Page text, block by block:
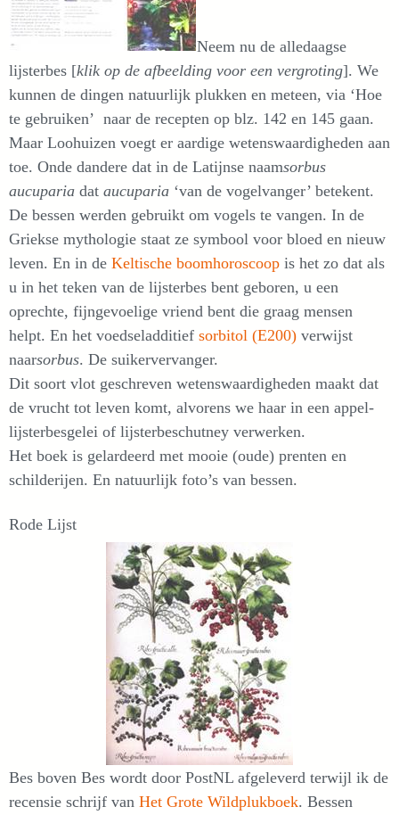
Neem nu de alledaagse
lijsterbes [klik op de afbeelding voor een vergroting]. We
kunnen de dingen natuurlijk plukken en meteen, via ‘Hoe
te gebruiken’ naar de recepten op blz. 142 en 145 gaan.
Maar Loohuizen voegt er aardige wetenswaardigheden aan
toe. Onde dandere dat in de Latijnse naamsorbus
aucuparia dat aucuparia ‘van de vogelvanger’ betekent.
De bessen werden gebruikt om vogels te vangen. In de
Griekse mythologie staat ze symbool voor bloed en nieuw
leven. En in de Keltische boomhoroscoop is het zo dat als
u in het teken van de lijsterbes bent geboren, u een
oprechte, fijngevoelige vriend bent die graag mensen
helpt. En het voedseladditief sorbitol (E200) verwijst
naarsorbus. De suikervervanger.
Dit soort vlot geschreven wetenswaardigheden maakt dat
de vrucht tot leven komt, alvorens we haar in een appel-
lijsterbesgelei of lijsterbeschutney verwerken.
Het boek is gelardeerd met mooie (oude) prenten en
schilderijen. En natuurlijk foto’s van bessen.
Rode Lijst
Bes boven Bes wordt door PostNL afgeleverd terwijl ik de
recensie schrijf van Het Grote Wildplukboek. Bessen